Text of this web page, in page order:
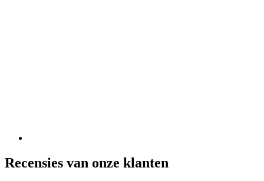
Recensies van onze klanten